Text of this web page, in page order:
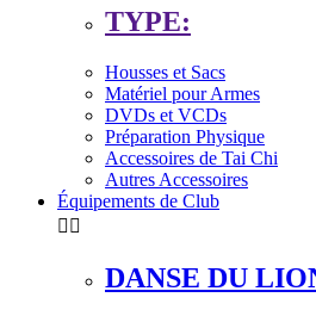
TYPE:
Housses et Sacs
Matériel pour Armes
DVDs et VCDs
Préparation Physique
Accessoires de Tai Chi
Autres Accessoires
Équipements de Club
 
DANSE DU